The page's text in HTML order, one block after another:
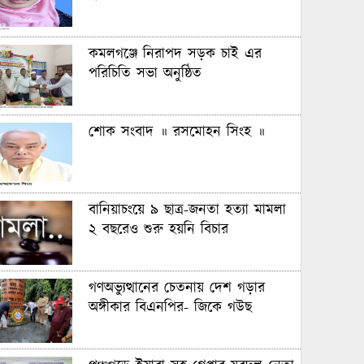
কমলগঞ্জে নিরাপদ সড়ক চাই এর
পরিচিতি সভা অনুষ্ঠিত
শোক সংবাদ ॥ রসমোহন সিংহ ॥
বানিয়াচংয়ে ৯ ছাত্র-জনতা হত্যা মামলা
২ বছরেও শুরু হয়নি বিচার
গণঅভ্যুত্থানের চেতনায় দেশ গড়ার
অঙ্গীকার বিএনপির- জিকে গউছ